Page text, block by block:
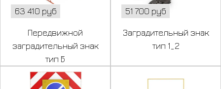
63 410 руб
Передвижной
заградительный знак
тип Б
51 700 руб
Заградительный знак
тип 1_2